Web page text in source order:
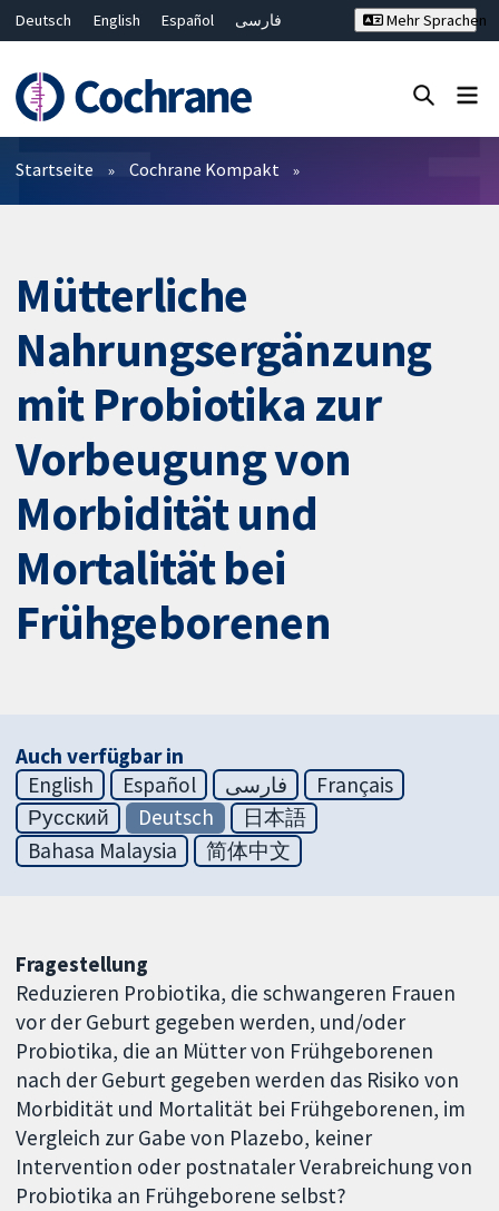
Deutsch English Español
فارسی
Bahasa Malaysia
ไทย
繁體中文
简体中文
Mehr Sprachen
Filter
Startseite Cochrane Kompakt
Mütterliche
Nahrungsergänzung
mit Probiotika zur
Vorbeugung von
Morbidität und
Mortalität bei
Frühgeborenen
Auch verfügbar in
English
Español فارسی
Français
Русский
Deutsch
日本語
Bahasa Malaysia
简体中文
Fragestellung
Reduzieren Probiotika, die schwangeren Frauen
vor der Geburt gegeben werden, und/oder
Probiotika, die an Mütter von Frühgeborenen
nach der Geburt gegeben werden das Risiko von
Morbidität und Mortalität bei Frühgeborenen, im
Vergleich zur Gabe von Plazebo, keiner
Intervention oder postnataler Verabreichung von
Probiotika an Frühgeborene selbst?